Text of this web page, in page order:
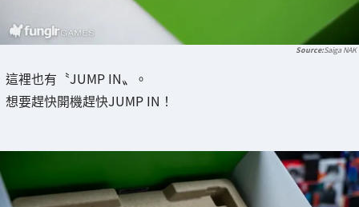
Saiga NAK
這裡也有〝JUMP IN〟。
想要趕快開機趕快JUMP IN！